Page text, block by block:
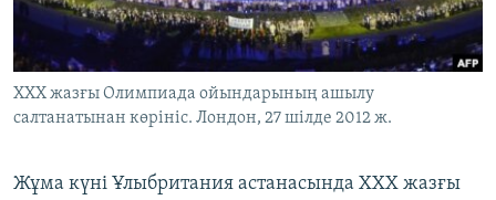
ЖАЗЫЛЫҢЫЗ
Басқа тілдерде
ХХХ жазғы Олимпиада ойындарының ашылу
салтанатынан көрініс. Лондон, 27 шілде 2012 ж.
Жұма күні Ұлыбритания астанасында ХХХ жазғы